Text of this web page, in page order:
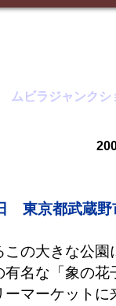
ムビラジャンク
東京都武蔵
この大きな公
有名な「象の
ーマーケット